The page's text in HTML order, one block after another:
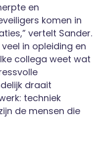
en
komen in
vertelt Sander.
in opleiding en
collega weet wat
draait
techniek
de mensen die